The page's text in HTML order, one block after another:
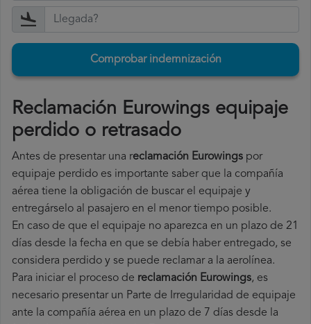
Comprobar indemnización
Reclamación Eurowings equipaje
perdido o retrasado
Antes de presentar una reclamación Eurowings por
equipaje perdido es importante saber que la compañía
aérea tiene la obligación de buscar el equipaje y
entregárselo al pasajero en el menor tiempo posible.
En caso de que el equipaje no aparezca en un plazo de 21
días desde la fecha en que se debía haber entregado, se
considera perdido y se puede reclamar a la aerolínea.
Para iniciar el proceso de reclamación Eurowings, es
necesario presentar un Parte de Irregularidad de equipaje
ante la compañía aérea en un plazo de 7 días desde la